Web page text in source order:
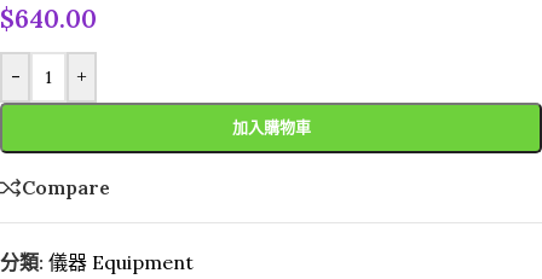
$640.00
- +
加入購物車
Compare
分類: 儀器 Equipment